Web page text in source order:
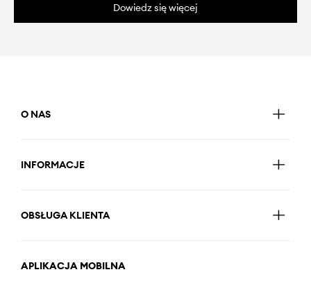
Dowiedz się więcej
O NAS
INFORMACJE
OBSŁUGA KLIENTA
APLIKACJA MOBILNA